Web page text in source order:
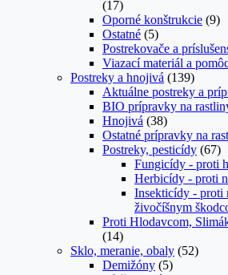
(17)
Oporné konštrukcie (9)
Ostatné (5)
Postrekovače a
Viazací materiál a
Postreky a hnojivá (139)
Aktuálne postreky a
BIO prípravky na
Hnojivá (38)
Ostatné prípravky na
Postreky, pesticídy (67)
Fungicídy - proti
Herbicídy - proti
Insekticídy - proti
živočíšnym
Proti Hlodavcom,
(14)
Sklo, meranie, obaly (52)
Demižóny (5)